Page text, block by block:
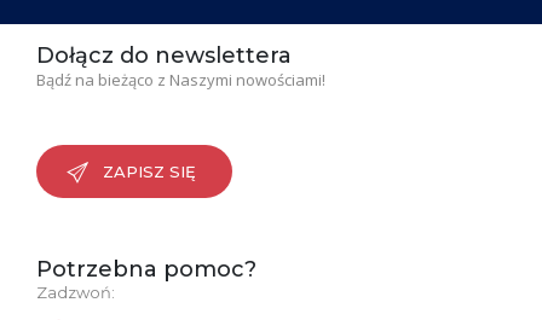
Dołącz do newslettera
Bądź na bieżąco z Naszymi nowościami!
ZAPISZ SIĘ
Potrzebna pomoc?
Zadzwoń: